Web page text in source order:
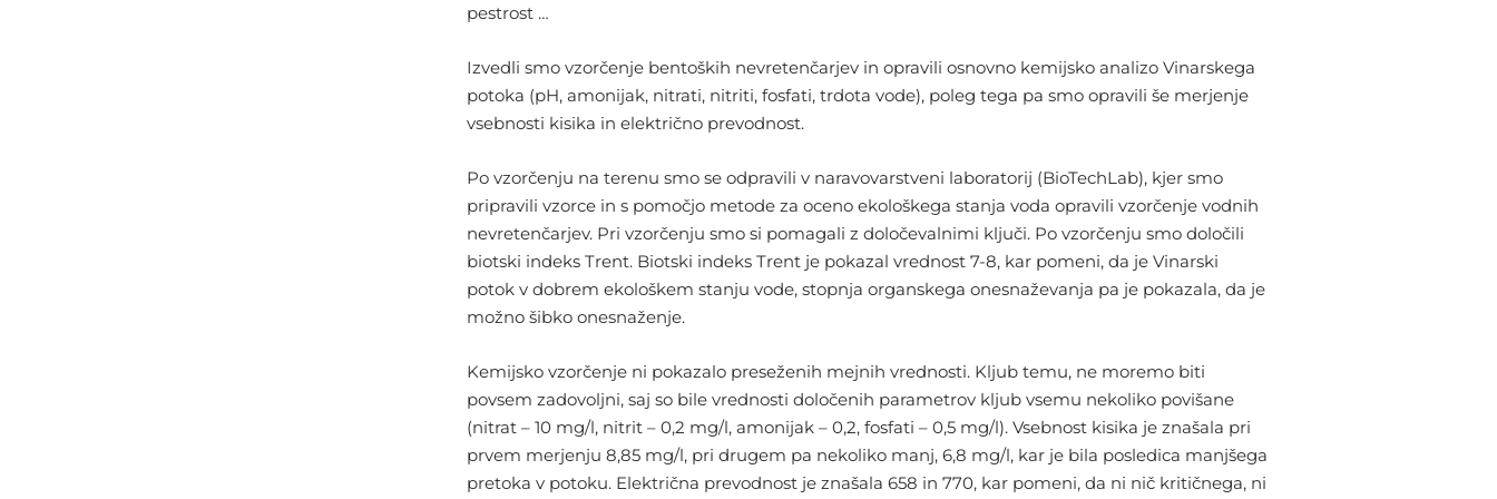
pestrost …
Izvedli smo vzorčenje bentoških nevretenčarjev in opravili osnovno kemijsko analizo Vinarskega
potoka (pH, amonijak, nitrati, nitriti, fosfati, trdota vode), poleg tega pa smo opravili še merjenje
vsebnosti kisika in električno prevodnost.
Po vzorčenju na terenu smo se odpravili v naravovarstveni laboratorij (BioTechLab), kjer smo
pripravili vzorce in s pomočjo metode za oceno ekološkega stanja voda opravili vzorčenje vodnih
nevretenčarjev. Pri vzorčenju smo si pomagali z določevalnimi ključi. Po vzorčenju smo določili
biotski indeks Trent. Biotski indeks Trent je pokazal vrednost 7-8, kar pomeni, da je Vinarski
potok v dobrem ekološkem stanju vode, stopnja organskega onesnaževanja pa je pokazala, da je
možno šibko onesnaženje.
Kemijsko vzorčenje ni pokazalo preseženih mejnih vrednosti. Kljub temu, ne moremo biti
povsem zadovoljni, saj so bile vrednosti določenih parametrov kljub vsemu nekoliko povišane
(nitrat – 10 mg/l, nitrit – 0,2 mg/l, amonijak – 0,2, fosfati – 0,5 mg/l). Vsebnost kisika je znašala pri
prvem merjenju 8,85 mg/l, pri drugem pa nekoliko manj, 6,8 mg/l, kar je bila posledica manjšega
pretoka v potoku. Električna prevodnost je znašala 658 in 770, kar pomeni, da ni nič kritičnega, ni